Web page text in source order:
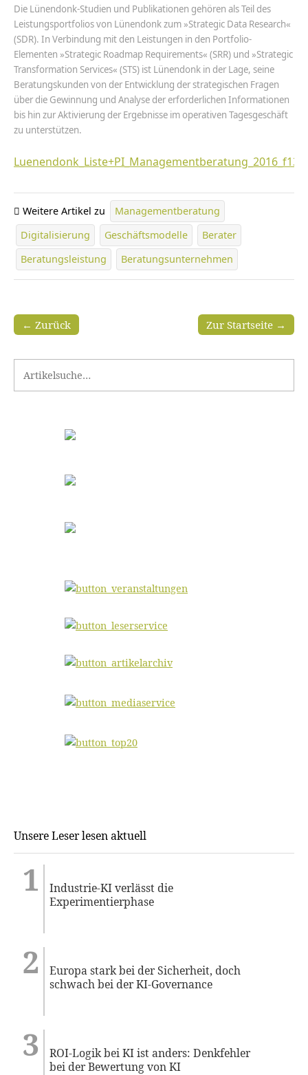
Die Lünendonk-Studien und Publikationen gehören als Teil des
Leistungsportfolios von Lünendonk zum »Strategic Data Research«
(SDR). In Verbindung mit den Leistungen in den Portfolio-
Elementen »Strategic Roadmap Requirements« (SRR) und »Strategic
Transformation Services« (STS) ist Lünendonk in der Lage, seine
Beratungskunden von der Entwicklung der strategischen Fragen
über die Gewinnung und Analyse der erforderlichen Informationen
bis hin zur Aktivierung der Ergebnisse im operativen Tagesgeschäft
zu unterstützen.
Weitere Artikel zu
Managementberatung
Digitalisierung
Geschäftsmodelle
Berater
Beratungsleistung
Beratungsunternehmen
Zur Startseite →
← Zurück
Unsere Leser lesen aktuell
Industrie-KI verlässt die
Experimentierphase
Europa stark bei der Sicherheit, doch
schwach bei der KI-Governance
ROI-Logik bei KI ist anders: Denkfehler
bei der Bewertung von KI